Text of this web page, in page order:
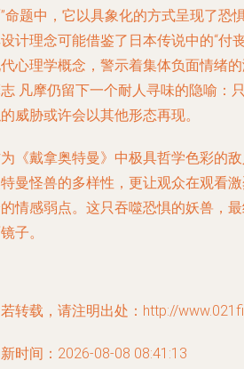
命题中，它以具象化的方式呈现了恐
计理念可能借鉴了日本传说中的“付
心理学概念，警示着集体负面情绪
凡摩仍留下一个耐人寻味的隐喻：
威胁或许会以其他形态再现。
《戴拿奥特曼》中极具哲学色彩的
曼怪兽的多样性，更让观众在观看
情感弱点。这只吞噬恐惧的妖兽，
子。
转载，请注明出处：http://
时间：2026-08-08 08:41:13